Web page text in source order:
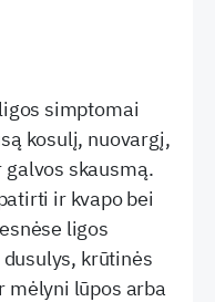
simptomai
kosulį, nuovargį,
skausmą.
ir kvapo bei
ligos
krūtinės
mėlyni lūpos arba